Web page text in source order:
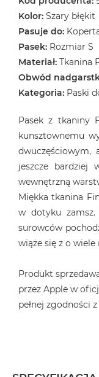
Kolor: Szary błękit
Pasuje do:
Pasek: Rozmiar S
Materiał: Tkanina
Obwód
Kategoria: Paski
Pasek z tkaniny
kunsztownemu
dwuczęściowym,
jeszcze bardziej
wewnętrzną
Miękka tkanina
w dotyku
surowców
wiąże się z o
Produkt
przez Apple w
pełnej zgodności